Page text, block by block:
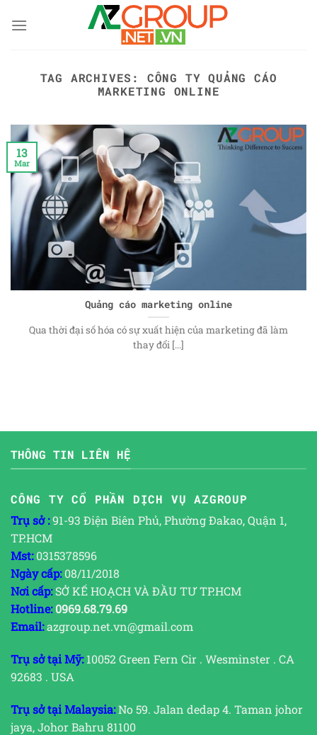
TAG ARCHIVES: CÔNG TY QUẢNG CÁO
MARKETING ONLINE
Quảng cáo marketing online
Qua thời đại số hóa có sự xuất hiện của marketing đã làm
thay đổi [...]
13
Mar
THÔNG TIN LIÊN HỆ
CÔNG TY CỔ PHẦN DỊCH VỤ AZGROUP
Trụ sở :91-93 Điện Biên Phủ, Phường Đakao, Quận 1,
TP.HCM
Mst:0315378596
Ngày cấp:08/11/2018
Nơi cấp:SỞ KẾ HOẠCH VÀ ĐẦU TƯ TP.HCM
Hotline: 0969.68.79.69
Email:azgroup.net.vn@gmail.com
Trụ sở tại Mỹ:10052 Green Fern Cir . Wesminster . CA
92683 . USA
Trụ sở tại Malaysia:No 59. Jalan dedap 4. Taman johor
jaya, Johor Bahru 81100